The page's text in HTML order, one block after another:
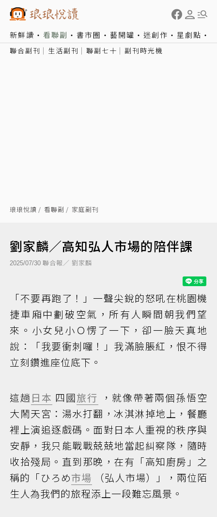
新鮮讀 看聯副 書市圈 藝開罐 迷創作 星劇點
聯合副刊 生活副刊 聯副七十 副刊時光機
琅琅悅讀 看聯副 家庭副刊
劉家麟／高知弘人市場的陪伴課
2025/07/30 聯合報／ 劉家麟
「不要再跑了！」一聲尖銳的怒吼在桃園機
捷車廂中劃破空氣，所有人瞬間朝我們望
來。小女兒小Ｏ愣了一下，卻一臉天真地
說：「我要衝刺囉！」我滿臉脹紅，恨不得
立刻鑽進座位底下。
這趟 日本 四國旅行
，就像帶著兩個孫悟空
大鬧天宮：湯水打翻，冰淇淋掉地上，餐廳
裡上演追逐戲碼。面對日本人重視的秩序與
安靜，我只能戰戰兢兢地當起糾察隊，隨時
收拾殘局。直到那晚，在有「高知廚房」之
稱的「ひろめ市場 （弘人市場）」，兩位陌
生人為我們的旅程添上一段難忘風景。